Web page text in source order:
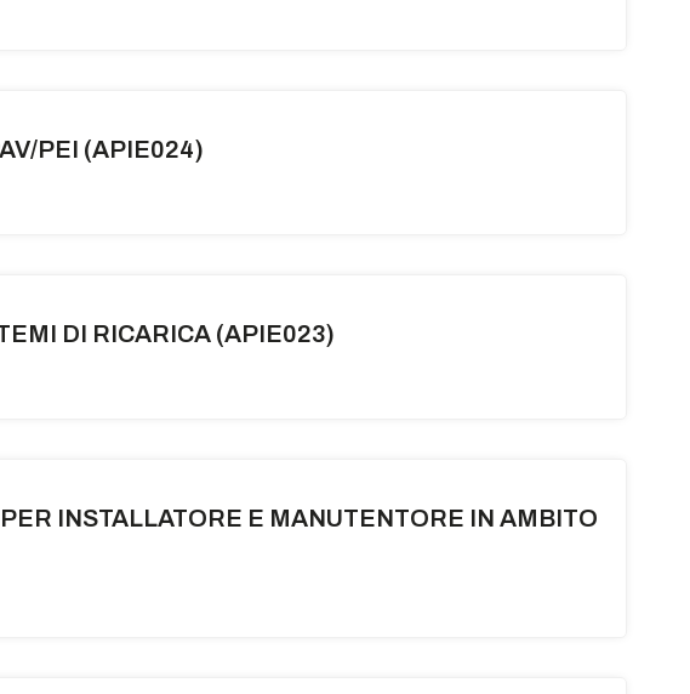
PEI (APIE024)
DI RICARICA (APIE023)
INSTALLATORE E MANUTENTORE IN AMBITO